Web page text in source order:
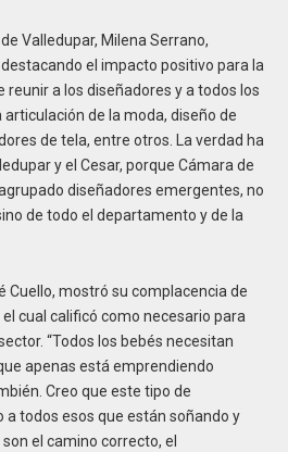
Valledupar, Milena Serrano,
el impacto positivo para la
reunir a los diseñadores y a todos los
de la moda, diseño de
de tela, entre otros. La verdad ha
y el Cesar, porque Cámara de
diseñadores emergentes, no
de todo el departamento y de la
Cuello, mostró su complacencia de
cual calificó como necesario para
“Todos los bebés necesitan
apenas está emprendiendo
Creo que este tipo de
todos esos que están soñando y
el camino correcto, el